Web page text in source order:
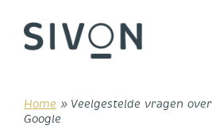
content
Home » Veelgestelde vragen
Google